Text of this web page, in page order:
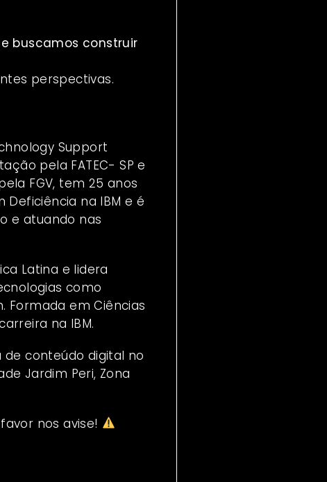
buscamos construir
perspectivas.
Support
pela FATEC- SP e
FGV, tem 25 anos
Deficiência na IBM e é
e atuando nas
Latina e lidera
como
Formada em Ciências
na IBM.
conteúdo digital no
Jardim Peri, Zona
nos avise!